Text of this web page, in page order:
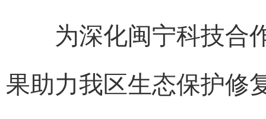
为深化闽宁科技合作
果助力我区生态保护修